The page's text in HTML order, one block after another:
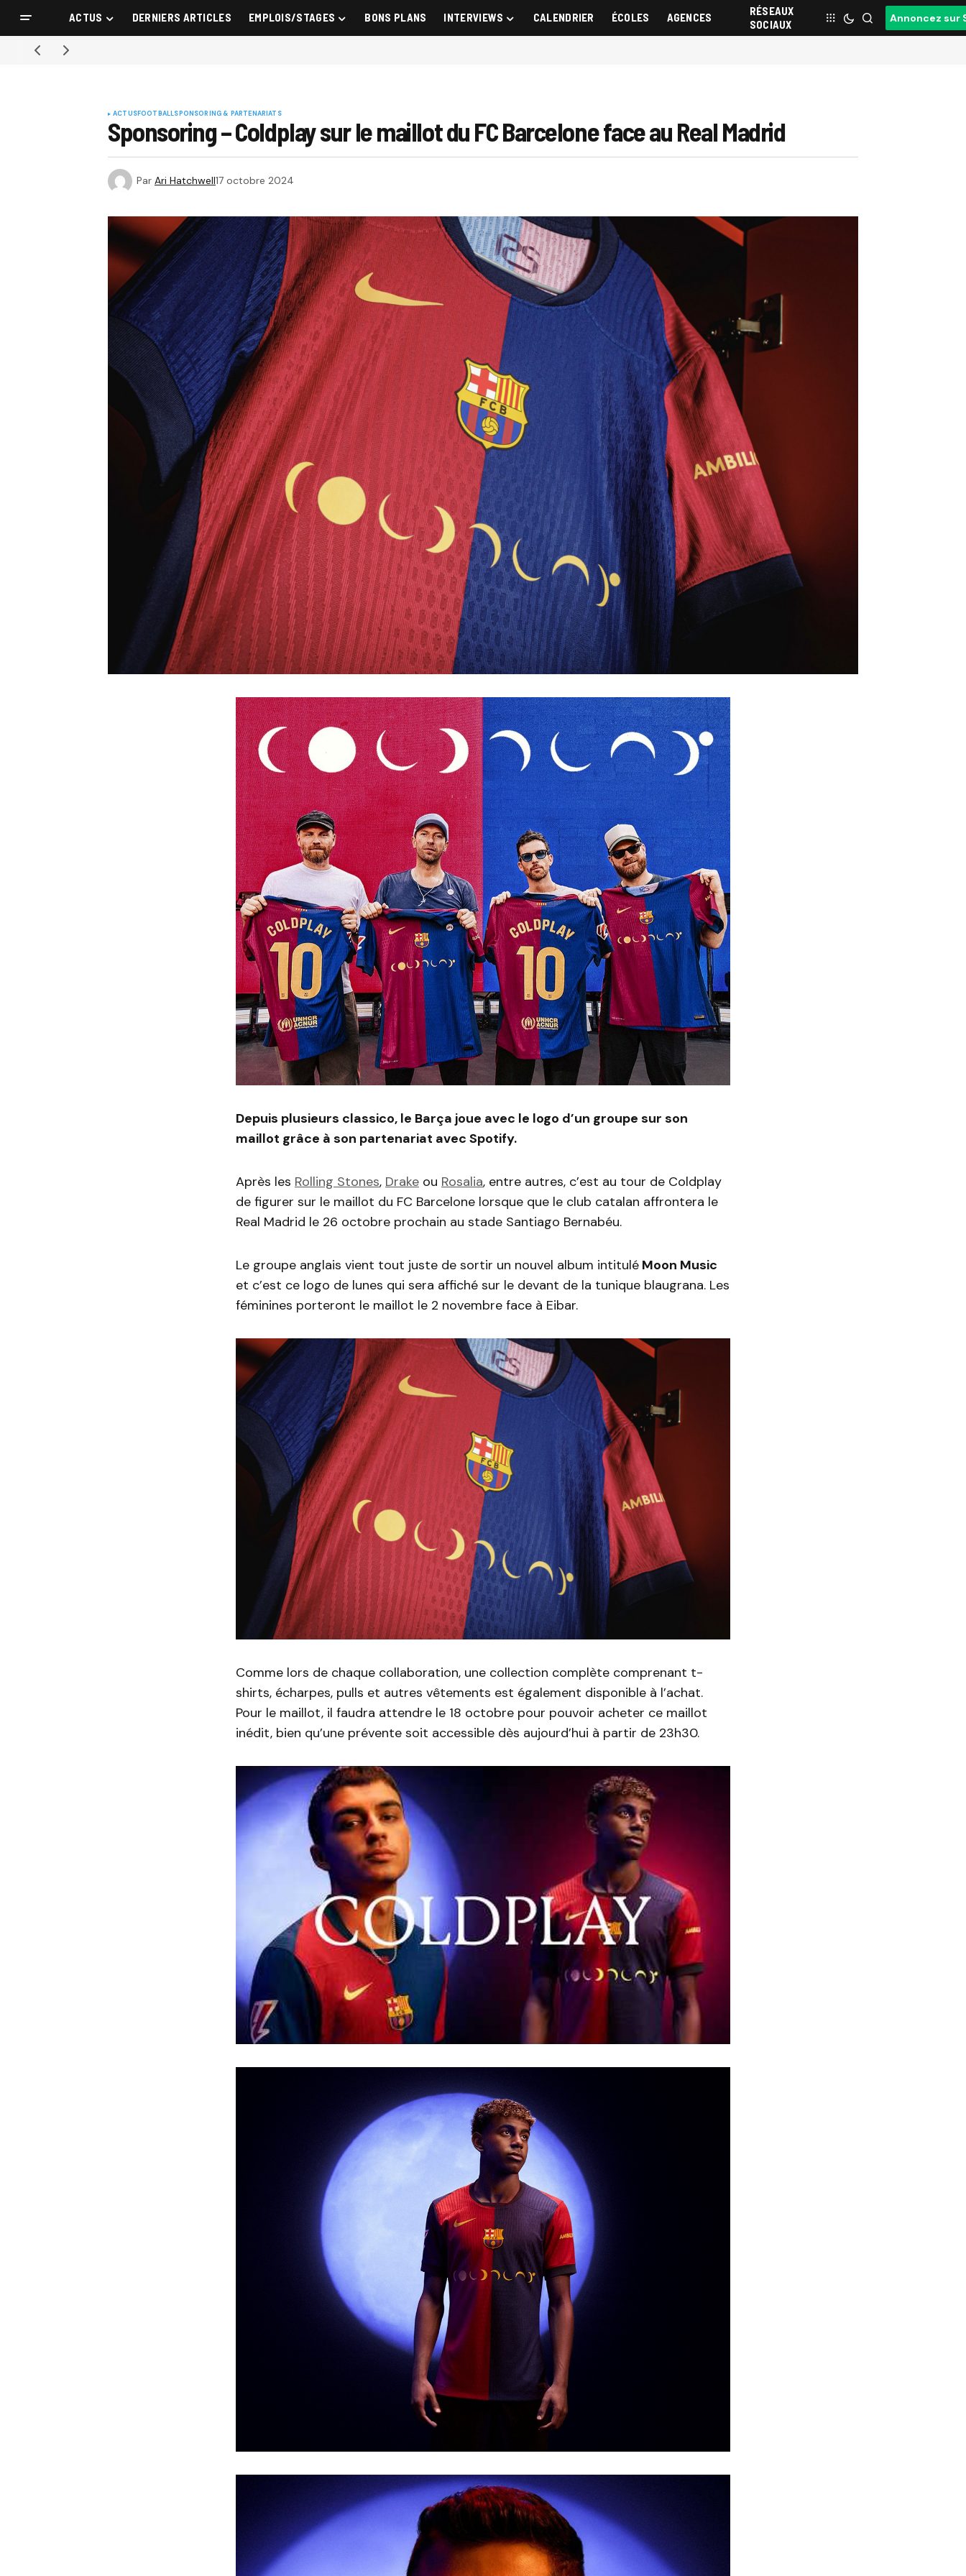
ACTUS DERNIERS ARTICLES EMPLOIS/STAGES BONS PLANS INTERVIEWS CALENDRIER ÉCOLES AGENCES
RÉSEAUX
SOCIAUX
Annoncez sur
ACTUSFOOTBALLSPONSORING & PARTENARIATS
Sponsoring – Coldplay sur le maillot du FC Barcelone face au Real Madrid
Par Ari Hatchwell17 octobre 2024
Depuis plusieurs classico, le Barça joue avec le logo d’un groupe sur son
maillot grâce à son partenariat avec Spotify.
Après les Rolling Stones, Drake ou Rosalia, entre autres, c’est au tour de Coldplay
de figurer sur le maillot du FC Barcelone lorsque que le club catalan affrontera le
Real Madrid le 26 octobre prochain au stade Santiago Bernabéu.
Le groupe anglais vient tout juste de sortir un nouvel album intitulé Moon Music
et c’est ce logo de lunes qui sera affiché sur le devant de la tunique blaugrana. Les
féminines porteront le maillot le 2 novembre face à Eibar.
Comme lors de chaque collaboration, une collection complète comprenant t-
shirts, écharpes, pulls et autres vêtements est également disponible à l’achat.
Pour le maillot, il faudra attendre le 18 octobre pour pouvoir acheter ce maillot
inédit, bien qu’une prévente soit accessible dès aujourd’hui à partir de 23h30.